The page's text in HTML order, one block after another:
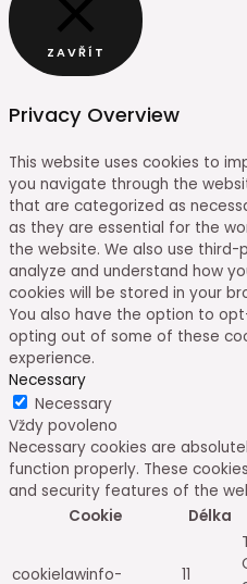
ZAVŘÍT
Privacy Overview
This website uses cookies to
you navigate through the
that are categorized as
as they are essential for the
the website. We also use
analyze and understand how
cookies will be stored in your
You also have the option to
opting out of some of these
experience.
Necessary
Necessary
Vždy povoleno
Necessary cookies are
function properly. These
and security features of the
Cookie
Délka
cookielawinfo-
11